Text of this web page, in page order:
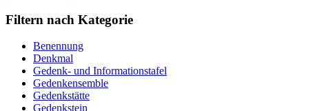
Filtern nach Kategorie
Benennung
Denkmal
Gedenk- und Informationstafel
Gedenkensemble
Gedenkstätte
Gedenkstein